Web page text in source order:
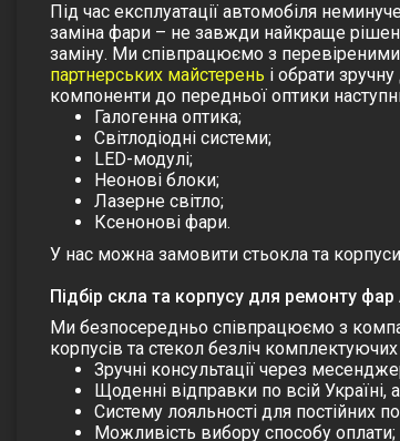
Під час експлуатації автомобіля
заміна фари – не завжди найкраще
заміну. Ми співпрацюємо з
партнерських майстерень і обрати
компоненти до передньої оптики
Галогенна оптика;
Світлодіодні системи;
LED-модулі;
Неонові блоки;
Лазерне світло;
Ксенонові фари.
У нас можна замовити стьокла та
Підбір скла та корпусу для ремонту фар
Ми безпосередньо співпрацюємо з
корпусів та стекол безліч
Зручні консультації через
Щоденні відправки по всій Україні,
Систему лояльності для постійних
Можливість вибору способу оплати;